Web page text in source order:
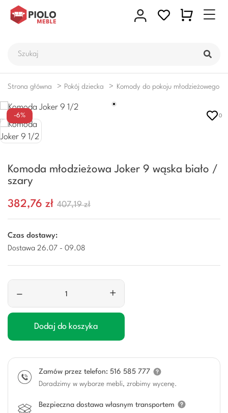
Strona główna Pokój dziecka Komody do pokoju młodzieżowego i
-6% 0
Komoda młodzieżowa Joker 9 wąska biało /
szary
382,76 zł 407,19 zł
Czas dostawy:
Dostawa 26.07 - 09.08
– +
Dodaj do koszyka
Zamów przez telefon: 516 585 777
Doradzimy w wyborze mebli, zrobimy wycenę.
Bezpieczna dostawa własnym transportem